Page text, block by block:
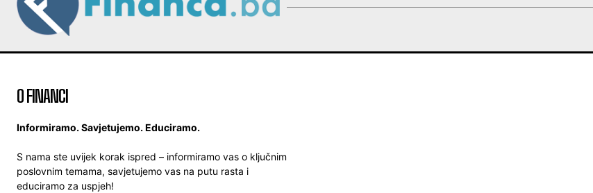
O FINANCI
Informiramo. Savjetujemo. Educiramo.
S nama ste uvijek korak ispred – informiramo vas o ključnim
poslovnim temama, savjetujemo vas na putu rasta i
educiramo za uspjeh!